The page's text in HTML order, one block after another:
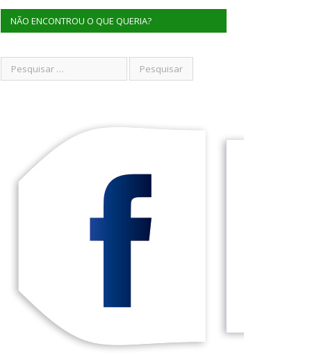
NÃO ENCONTROU O QUE QUERIA?